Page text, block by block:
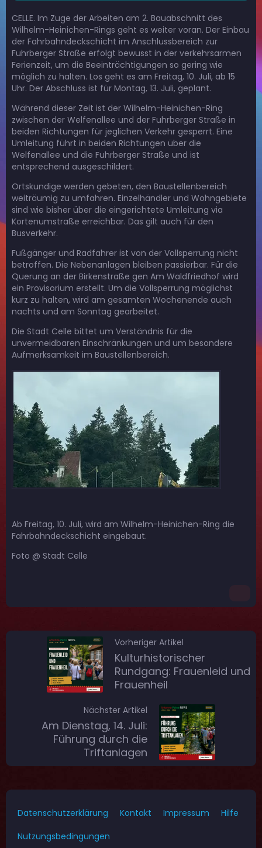
CELLE. Im Zuge der Arbeiten am 2. Bauabschnitt des
Wilhelm-Heinichen-Rings geht es weiter voran. Der Einbau
der Fahrbahndeckschicht im Anschlussbereich zur
Fuhrberger Straße erfolgt bewusst in der verkehrsarmen
Ferienzeit, um die Beeinträchtigungen so gering wie
möglich zu halten. Los geht es am Freitag, 10. Juli, ab 15
Uhr. Der Abschluss ist für Montag, 13. Juli, geplant.
Während dieser Zeit ist der Wilhelm-Heinichen-Ring
zwischen der Welfenallee und der Fuhrberger Straße in
beiden Richtungen für jeglichen Verkehr gesperrt. Eine
Umleitung führt in beiden Richtungen über die
Welfenallee und die Fuhrberger Straße und ist
entsprechend ausgeschildert.
Ortskundige werden gebeten, den Baustellenbereich
weiträumig zu umfahren. Einzelhändler und Wohngebiete
sind wie bisher über die eingerichtete Umleitung via
Kortenumstraße erreichbar. Das gilt auch für den
Busverkehr.
Fußgänger und Radfahrer ist von der Vollsperrung nicht
betroffen. Die Nebenanlagen bleiben passierbar. Für die
Querung an der Birkenstraße gen Am Waldfriedhof wird
ein Provisorium erstellt. Um die Vollsperrung möglichst
kurz zu halten, wird am gesamten Wochenende auch
nachts und am Sonntag gearbeitet.
Die Stadt Celle bittet um Verständnis für die
unvermeidbaren Einschränkungen und um besondere
Aufmerksamkeit im Baustellenbereich.
Ab Freitag, 10. Juli, wird am Wilhelm-Heinichen-Ring die
Fahrbahndeckschicht eingebaut.
Foto @ Stadt Celle
Vorheriger Artikel
Kulturhistorischer
Rundgang: Frauenleid und
Frauenheil
Nächster Artikel
Am Dienstag, 14. Juli:
Führung durch die
Triftanlagen
Datenschutzerklärung Kontakt Impressum
Hilfe
Nutzungsbedingungen